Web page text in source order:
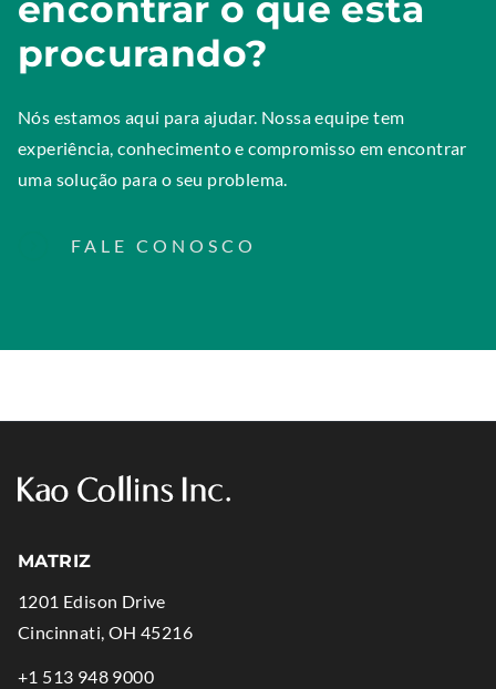
encontrar o que está
procurando?
Nós estamos aqui para ajudar. Nossa equipe tem
experiência, conhecimento e compromisso em encontrar
uma solução para o seu problema.
FALE CONOSCO
MATRIZ
1201 Edison Drive
Cincinnati, OH 45216.
+1 513 948 9000.